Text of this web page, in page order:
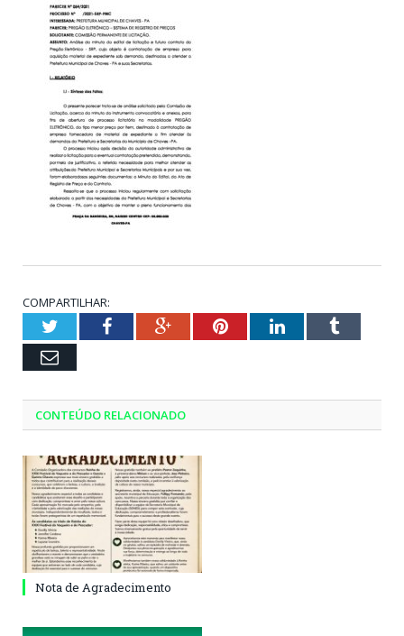
COMPARTILHAR:
TwitterFacebookGoogle+PinterestLinkedInTumblr
Email
CONTEÚDO RELACIONADO
Nota de Agradecimento